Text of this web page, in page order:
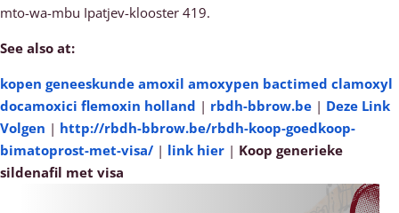
mto-wa-mbu Ipatjev-klooster 419.
See also at:
kopen geneeskunde amoxil amoxypen bactimed clamoxyl
docamoxici flemoxin holland | rbdh-bbrow.be | Deze Link
Volgen | http://rbdh-bbrow.be/rbdh-koop-goedkoop-
bimatoprost-met-visa/ | link hier | Koop generieke
sildenafil met visa